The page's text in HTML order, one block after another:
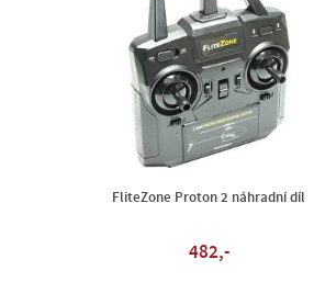
FliteZone Proton 2 náhradní díl
482,-